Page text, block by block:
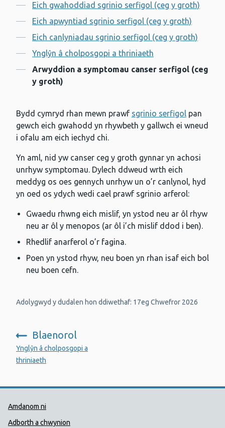
Eich gwahoddiad sgrinio serfigol (ceg y groth)
Eich apwyntiad sgrinio serfigol (ceg y groth)
Eich canlyniadau sgrinio serfigol (ceg y groth)
Ynglŷn â cholposgopi a thriniaeth
Arwyddion a symptomau canser serfigol (ceg
y groth)
Bydd cymryd rhan mewn prawf sgrinio serfigol pan
gewch eich gwahodd yn rhywbeth y gallwch ei wneud
i ofalu am eich iechyd chi.
Yn aml, nid yw canser ceg y groth gynnar yn achosi
unrhyw symptomau. Dylech ddweud wrth eich
meddyg os oes gennych unrhyw un o’r canlynol, hyd
yn oed os ydych wedi cael prawf sgrinio arferol:
Gwaedu rhwng eich mislif, yn ystod neu ar ôl rhyw
neu ar ôl y menopos (ar ôl i’ch mislif ddod i ben).
Rhedlif anarferol o’r fagina.
Poen yn ystod rhyw, neu boen yn rhan isaf eich bol
neu boen cefn.
Adolygwyd y dudalen hon ddiwethaf: 17eg Chwefror 2026
Blaenorol
:
Ynglŷn â cholposgopi a
thriniaeth
Dolenni Cymorth Iechyd
Amdanom ni
Adborth a chwynion